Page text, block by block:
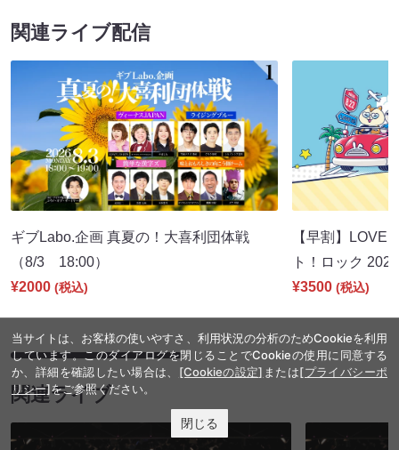
関連ライブ配信
ギブLabo.企画 真夏の！大喜利団体戦
（8/3 18:00）
¥2000 (税込)
【早割】LOVE
ト！ロック
¥3500 (税込)
関連ライブ
当サイトは、お客様の使いやすさ、利用状況の分析のためCookieを利用
しています。このダイアログを閉じることでCookieの使用に同意する
か、詳細を確認したい場合は、 [Cookieの設定] または[プライバシーポ
リシー]をご参照ください。
閉じる